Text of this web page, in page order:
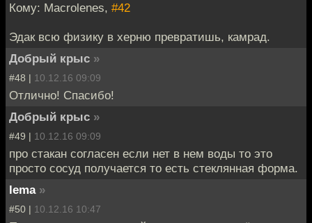
Кому: Macrolenes, #42
Эдак всю физику в херню превратишь, камрад.
Добрый крыс »
#48 | 10.12.16 09:09
Отлично! Спасибо!
Добрый крыс »
#49 | 10.12.16 09:09
про стакан согласен если нет в нем воды то это
просто сосуд получается то есть стеклянная форма.
lema »
#50 | 10.12.16 10:47